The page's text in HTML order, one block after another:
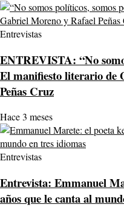
Entrevistas
ENTREVISTA: “No
El manifiesto literario de
Peñas Cruz
Hace 3 meses
Entrevistas
Entrevista: Emmanuel
años que le canta al